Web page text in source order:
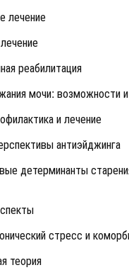
лечение
реабилитация
мочи: возможности и
и лечение
антиэйджинга
детерминанты
стресс и
теория